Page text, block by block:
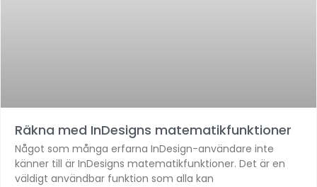
Räkna med InDesigns matematikfunktioner
Något som många erfarna InDesign-användare inte
känner till är InDesigns matematikfunktioner. Det är en
väldigt användbar funktion som alla kan